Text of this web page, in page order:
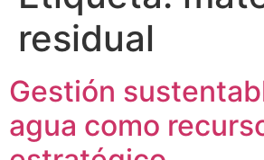
residual
Gestión
agua como